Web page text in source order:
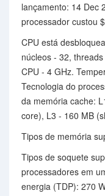
lançamento: 14 Dec
processador custou
CPU está
núcleos - 32,
CPU - 4 GHz.
Tecnologia do
da memória cache:
core), L3 - 160 MB
Tipos de memória
Tipos de soquete
processadores em
energia (TDP): 270